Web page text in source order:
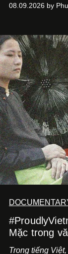
08.09.2026 by
Mặc trong
Trong tiếng Việt,